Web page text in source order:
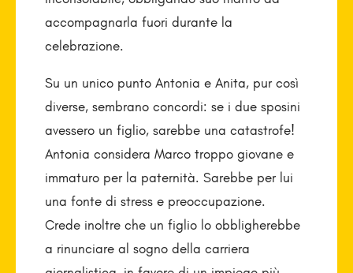
accompagnarla fuori durante la
celebrazione.
Su un unico punto Antonia e Anita, pur così
diverse, sembrano concordi: se i due sposini
avessero un figlio, sarebbe una catastrofe!
Antonia considera Marco troppo giovane e
immaturo per la paternità. Sarebbe per lui
una fonte di stress e preoccupazione.
Crede inoltre che un figlio lo obbligherebbe
a rinunciare al sogno della carriera